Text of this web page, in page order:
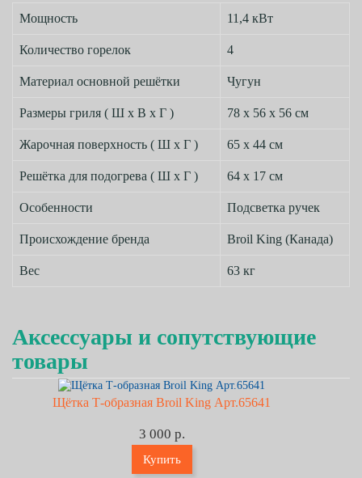
Мощность 11,4 кВт
Количество горелок 4
Материал основной решётки Чугун
Размеры гриля ( Ш х В х Г ) 78 х 56 х 56 см
Жарочная поверхность ( Ш х Г ) 65 х 44 см
Решётка для подогрева ( Ш х Г ) 64 х 17 см
Особенности Подсветка ручек
Происхождение бренда Broil King (Канада)
Вес 63 кг
Аксессуары и сопутствующие
товары
Щётка Т-образная Broil King Арт.65641
3 000 р.
Купить